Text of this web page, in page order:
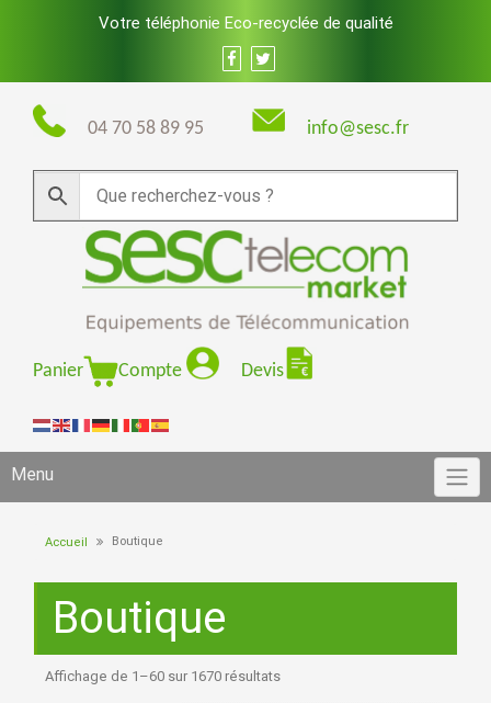
Votre téléphonie Eco-recyclée de qualité
04 70 58 89 95 info@sesc.fr
Panier Compte Devis
Menu
Accueil Boutique
Boutique
Affichage de 1–60 sur 1670 résultats